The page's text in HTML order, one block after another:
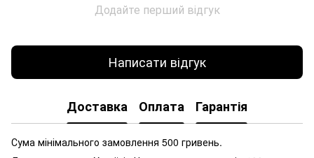
Додайте перший відгук
Написати відгук
Доставка Оплата Гарантія
Сума мінімального замовлення 500 гривень.